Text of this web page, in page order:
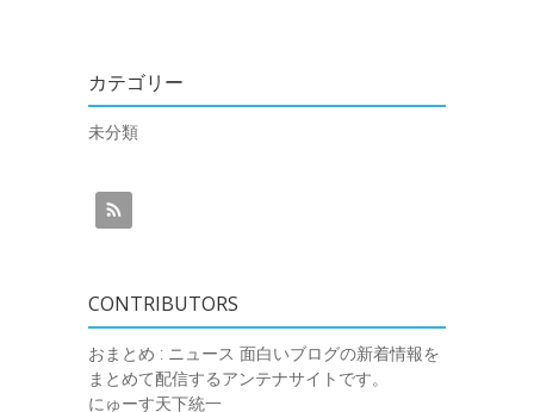
カテゴリー
未分類
CONTRIBUTORS
おまとめ : ニュース 面白いブログの新着情報を
まとめて配信するアンテナサイトです。
にゅーす天下統一